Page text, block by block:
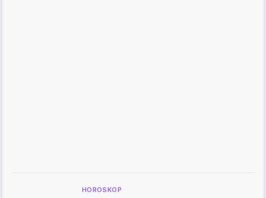
HOROSKOP